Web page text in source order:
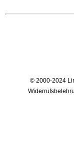
© 2000-2024